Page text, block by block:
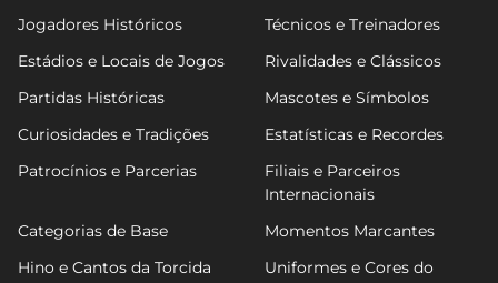
Jogadores Históricos
Técnicos e Treinadores
Estádios e Locais de Jogos
Rivalidades e Clássicos
Partidas Históricas
Mascotes e Símbolos
Curiosidades e Tradições
Estatísticas e Recordes
Patrocínios e Parcerias
Filiais e Parceiros
Internacionais
Categorias de Base
Momentos Marcantes
Hino e Cantos da Torcida
Uniformes e Cores do